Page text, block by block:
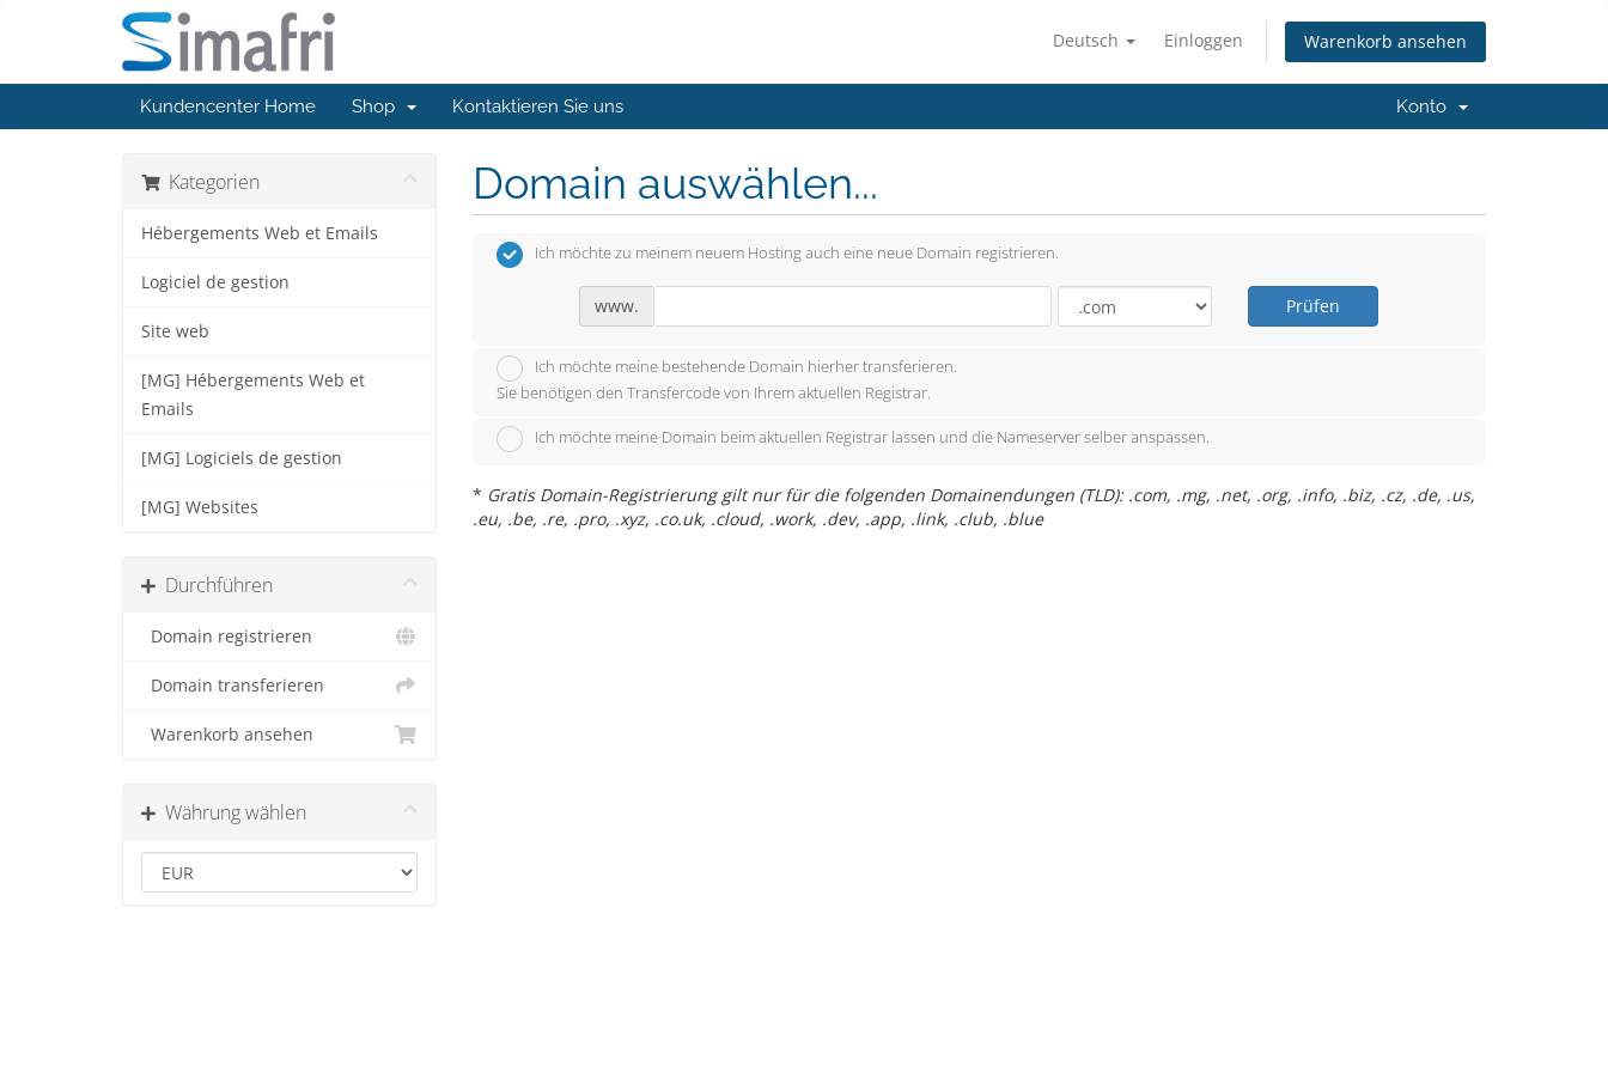
Deutsch Einloggen Warenkorb ansehen
Kundencenter Home Shop Kontaktieren Sie uns Konto
Kategorien
Hébergements Web et Emails
Logiciel de gestion
Site web
[MG] Hébergements Web et
Emails
[MG] Logiciels de gestion
[MG] Websites
Durchführen
Domain registrieren
Domain transferieren
Warenkorb ansehen
Währung wählen
Domain auswählen...
Ich möchte zu meinem neuem Hosting auch eine neue Domain registrieren.
www. Prüfen
Ich möchte meine bestehende Domain hierher transferieren.
Sie benötigen den Transfercode von Ihrem aktuellen Registrar.
Ich möchte meine Domain beim aktuellen Registrar lassen und die Nameserver selber anspassen.
* Gratis Domain-Registrierung gilt nur für die folgenden Domainendungen (TLD): .com, .mg, .net, .org, .info, .biz, .cz, .de, .us,
.eu, .be, .re, .pro, .xyz, .co.uk, .cloud, .work, .dev, .app, .link, .club, .blue